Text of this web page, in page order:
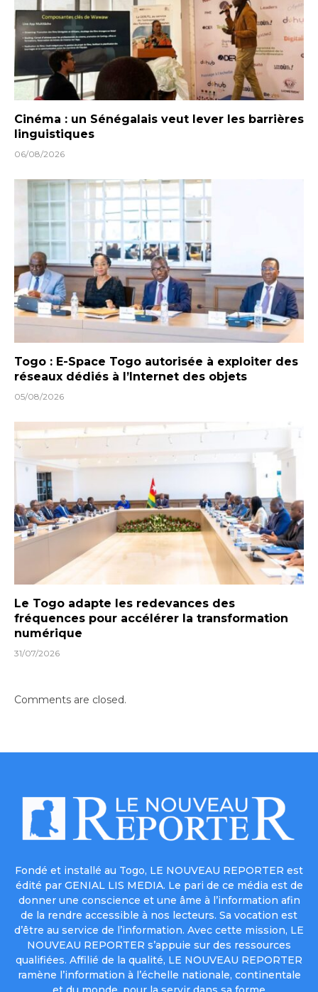
Cinéma : un Sénégalais veut lever les barrières
linguistiques
06/08/2026
Togo : E-Space Togo autorisée à exploiter des
réseaux dédiés à l’Internet des objets
05/08/2026
Le Togo adapte les redevances des
fréquences pour accélérer la transformation
numérique
31/07/2026
Comments are closed.
Fondé et installé au Togo, LE NOUVEAU REPORTER est
édité par GENIAL LIS MEDIA. Le pari de ce média est de
donner une conscience et une âme à l’information afin
de la rendre accessible à nos lecteurs. Sa vocation est
d’être au service de l’information. Avec cette mission, LE
NOUVEAU REPORTER s’appuie sur des ressources
qualifiées. Affilié de la qualité, LE NOUVEAU REPORTER
ramène l’information à l’échelle nationale, continentale